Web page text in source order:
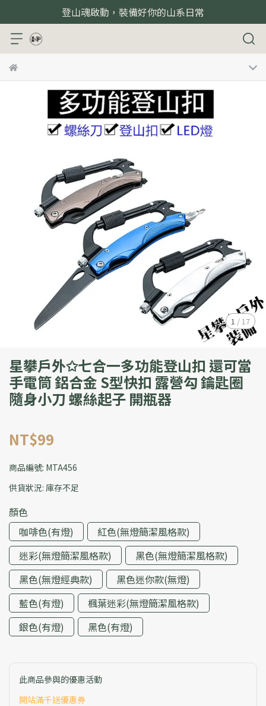
登山魂啟動，裝備好你的山系日常
1 / 17
星攀戶外✩七合一多功能登山扣 還可當
手電筒 鋁合金 S型快扣 露營勾 鑰匙圈
隨身小刀 螺絲起子 開瓶器
NT$99
商品編號: MTA456
供貨狀況: 庫存不足
顏色
咖啡色(有燈)
紅色(無燈簡潔風格款)
迷彩(無燈簡潔風格款)
黑色(無燈簡潔風格款)
黑色(無燈經典款)
黑色迷你款(無燈)
藍色(有燈)
楓葉迷彩(無燈簡潔風格款)
銀色(有燈)
黑色(有燈)
此商品參與的優惠活動
開站滿千送優惠券